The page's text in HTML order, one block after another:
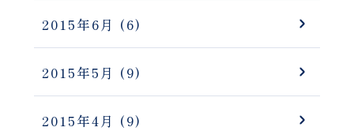
2015年6月 (6)
2015年5月 (9)
2015年4月 (9)